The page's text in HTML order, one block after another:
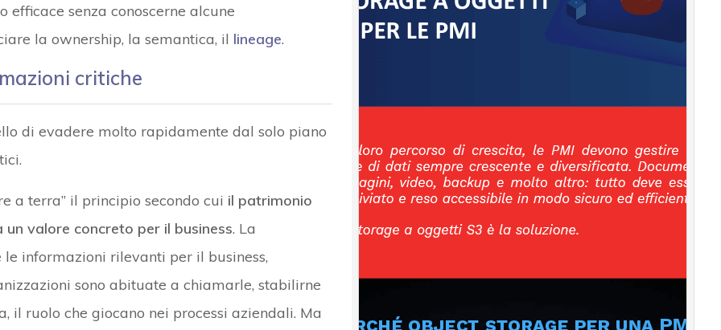
senza conoscerne alcune
la ownership, la semantica, il lineage.
critiche
di evadere molto rapidamente dal solo piano
a terra” il principio secondo cui il patrimonio
valore concreto per il business. La
informazioni rilevanti per il business,
sono abituate a chiamarle, stabilirne
il ruolo che giocano nei processi aziendali. Ma